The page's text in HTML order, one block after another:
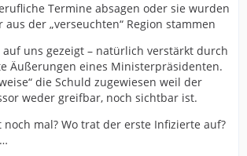
Termine absagen oder sie wurden
der „verseuchten“ Region stammen
uns gezeigt – natürlich verstärkt durch
Äußerungen eines Ministerpräsidenten.
die Schuld zugewiesen weil der
weder greifbar, noch sichtbar ist.
noch mal? Wo trat der erste Infizierte auf?